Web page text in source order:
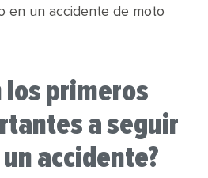
en un accidente de moto
los primeros
a seguir
accidente?